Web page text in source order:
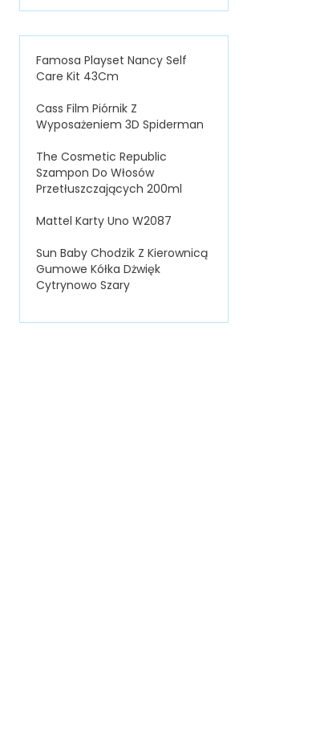
Famosa Playset Nancy Self
Care Kit 43Cm
Cass Film Piórnik Z
Wyposażeniem 3D Spiderman
The Cosmetic Republic
Szampon Do Włosów
Przetłuszczających 200ml
Mattel Karty Uno W2087
Sun Baby Chodzik Z Kierownicą
Gumowe Kółka Dżwięk
Cytrynowo Szary